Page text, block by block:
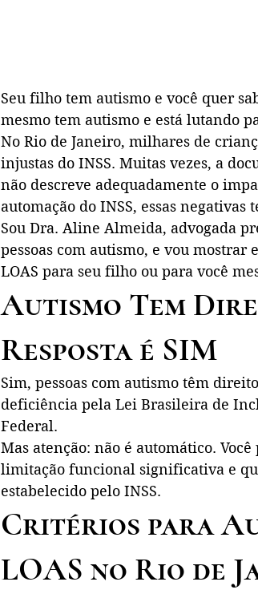
Seu filho tem autismo e você quer
mesmo tem autismo e está lutando
No Rio de Janeiro, milhares de
injustas do INSS. Muitas vezes, a
não descreve adequadamente o
automação do INSS, essas negativas
Sou Dra. Aline Almeida, advogada
pessoas com autismo, e vou mostrar
LOAS para seu filho ou para você
Autismo Tem
Resposta é SIM
Sim, pessoas com autismo têm
deficiência pela Lei Brasileira de
Federal.
Mas atenção: não é automático.
limitação funcional significativa e
estabelecido pelo INSS.
Critérios para
LOAS no Rio de